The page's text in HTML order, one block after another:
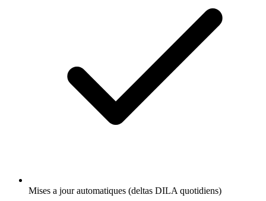
Mises a jour automatiques (deltas DILA quotidiens)